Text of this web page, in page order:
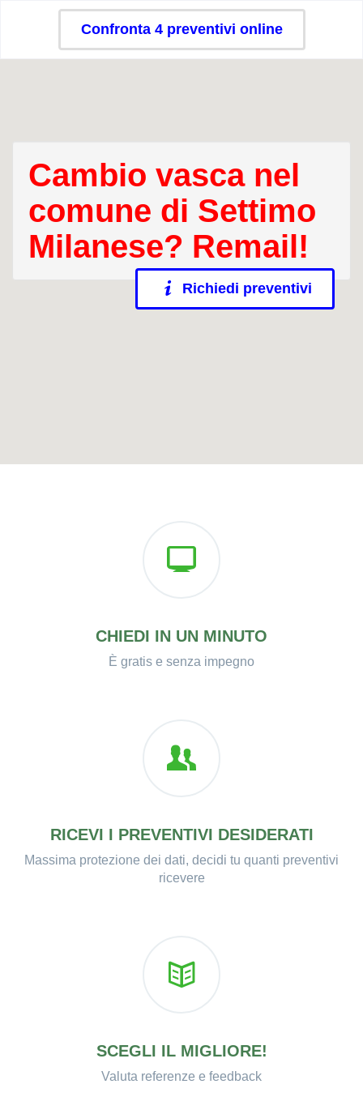
Confronta 4 preventivi online
Cambio vasca nel
comune di Settimo
Milanese? Remail!
Richiedi preventivi
CHIEDI IN UN MINUTO
È gratis e senza impegno
RICEVI I PREVENTIVI DESIDERATI
Massima protezione dei dati, decidi tu quanti preventivi
ricevere
SCEGLI IL MIGLIORE!
Valuta referenze e feedback